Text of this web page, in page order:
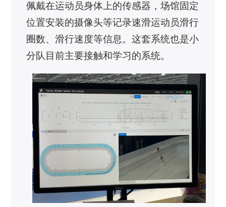
佩戴在运动员身体上的传感器，场馆固定
位置安装的摄像头等记录速滑运动员滑行
圈数、滑行速度等信息。这套系统也是小
分队目前主要接触和学习的系统。